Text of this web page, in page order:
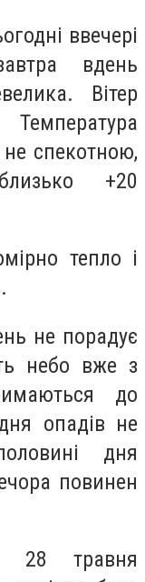
ввечері
вдень
Вітер
Температура
спекотною,
+20
тепло і
не порадує
небо вже з
до
опадів не
дня
повинен
28 травня